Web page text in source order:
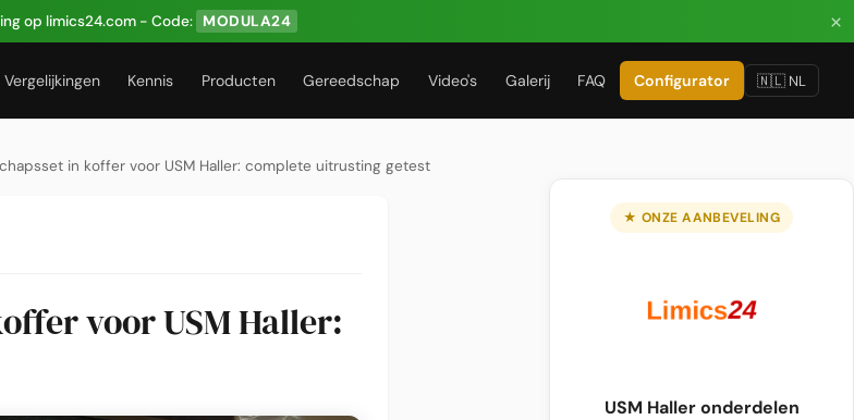
op limics24.com - Code: MODULA24 ×
Vergelijkingen Kennis Producten Gereedschap Video's Galerij FAQ Configurator 🇳🇱 NL
in koffer voor USM Haller: complete uitrusting getest
voor USM Haller:
★ ONZE AANBEVELING
USM Haller onderdelen